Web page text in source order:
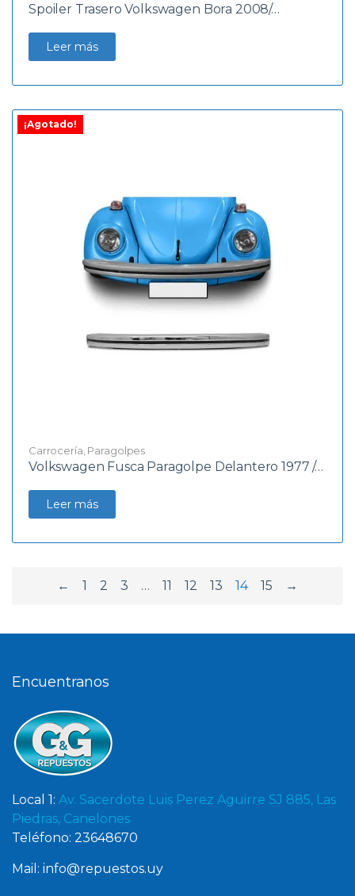
Spoiler Trasero Volkswagen Bora 2008/…
Leer más
¡Agotado!
Carrocería Paragolpes
Volkswagen Fusca Paragolpe Delantero 1977 /…
Leer más
← 1 2 3 … 11 12 13 14 15 →
Encuentranos
Local 1: Av. Sacerdote Luis Perez Aguirre SJ 885, Las
Piedras, Canelones
Teléfono: 23648670
Mail: info@repuestos.uy